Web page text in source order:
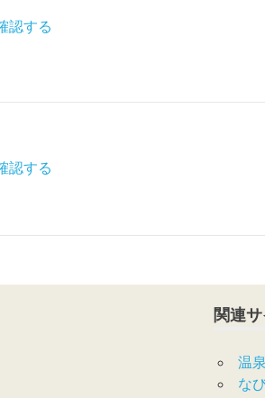
認する
認する
関連
温
な